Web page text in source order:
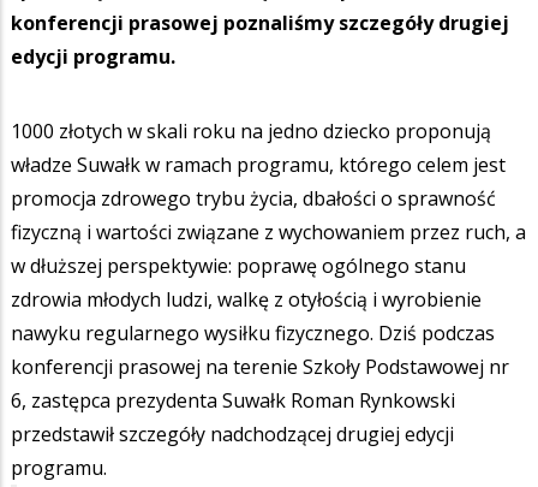
konferencji prasowej poznaliśmy szczegóły drugiej
edycji programu.
1000 złotych w skali roku na jedno dziecko proponują
władze Suwałk w ramach programu, którego celem jest
promocja zdrowego trybu życia, dbałości o sprawność
fizyczną i wartości związane z wychowaniem przez ruch, a
w dłuższej perspektywie: poprawę ogólnego stanu
zdrowia młodych ludzi, walkę z otyłością i wyrobienie
nawyku regularnego wysiłku fizycznego. Dziś podczas
konferencji prasowej na terenie Szkoły Podstawowej nr
6, zastępca prezydenta Suwałk Roman Rynkowski
przedstawił szczegóły nadchodzącej drugiej edycji
programu.